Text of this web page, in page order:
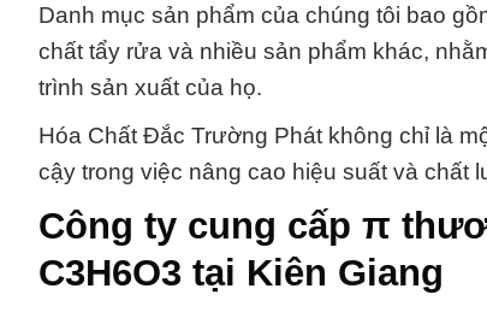
Danh mục sản phẩm của chúng tôi bao
chất tẩy rửa và nhiều sản phẩm khác,
trình sản xuất của họ.
Hóa Chất Đắc Trường Phát không chỉ là
cậy trong việc nâng cao hiệu suất và chất
Công ty cung cấp π
C3H6O3 tại Kiên Giang